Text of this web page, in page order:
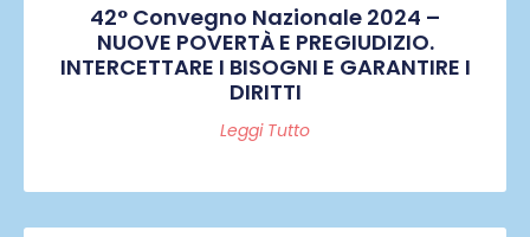
42° Convegno Nazionale 2024 –
NUOVE POVERTÀ E PREGIUDIZIO.
INTERCETTARE I BISOGNI E GARANTIRE I
DIRITTI
Leggi Tutto